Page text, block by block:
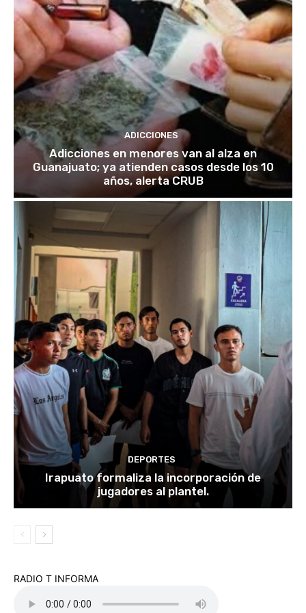
ADICCIONES
Adicciones en menores van al alza en
Guanajuato; ya atienden casos desde los 10
años, alerta CRUB
DEPORTES
Irapuato formaliza la incorporación de
jugadores al plantel.
RADIO T INFORMA